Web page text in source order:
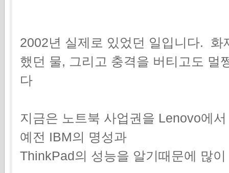
2002년 실제로 있었던 일입니다. 화
했던 물, 그리고 충격을 버티고도 멀
다
지금은 노트북 사업권을 Lenovo에
예전 IBM의 명성과
ThinkPad의 성능을 알기때문에 많